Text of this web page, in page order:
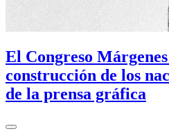
El Congreso
construcción de los
de la prensa gráfica